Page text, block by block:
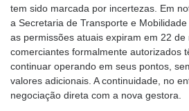
tem sido marcada por incertezas. Em
a Secretaria de Transporte e
as permissões atuais expiram em 22 de
comerciantes formalmente autorizados
continuar operando em seus pontos,
valores adicionais. A continuidade, no
negociação direta com a nova gestora.